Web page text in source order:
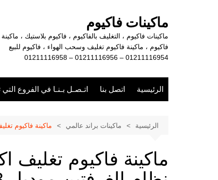
ماكينات فاكيوم
ماكينات فاكيوم ، التغليف بالفاكيوم ، فاكيوم بلاستيك ، ماكينة
فاكيوم ، ماكينة فاكيوم تغليف وسحب الهواء ، فاكيوم للبيع
01211116954 – 01211116956 – 01211116958
الرئيسية اتصل بنا اتـصـل بـنـا في الفروع
الرئيسية ماكينات براند عالمي ماكينة فاكيوم تغليف
ماكينة فاكيوم تغليف